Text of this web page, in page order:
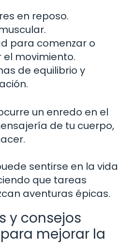
en reposo.
para comenzar o
movimiento.
de equilibrio y
un enredo en el
de tu cuerpo,
sentirse en la vida
que tareas
aventuras épicas.
y consejos
mejorar la